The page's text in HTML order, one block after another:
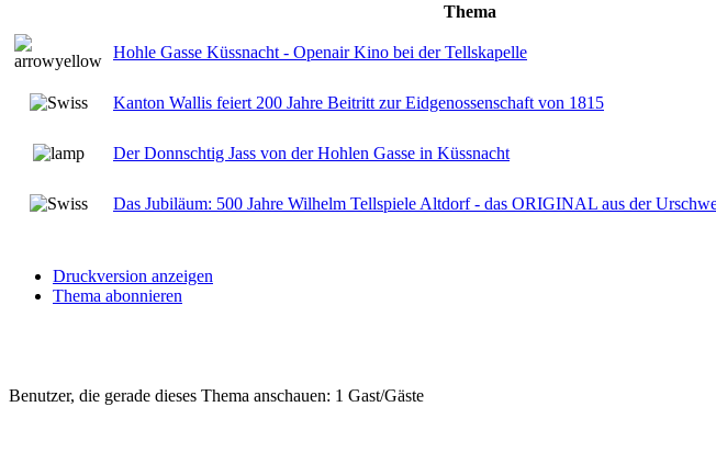
Thema
Hohle Gasse Küssnacht - Openair Kino bei der Tellskapelle
Kanton Wallis feiert 200 Jahre Beitritt zur Eidgenossenschaft von 1815
Der Donnschtig Jass von der Hohlen Gasse in Küssnacht
Das Jubiläum: 500 Jahre Wilhelm Tellspiele Altdorf - das ORIGINAL aus der
Druckversion anzeigen
Thema abonnieren
Benutzer, die gerade dieses Thema anschauen: 1 Gast/Gäste